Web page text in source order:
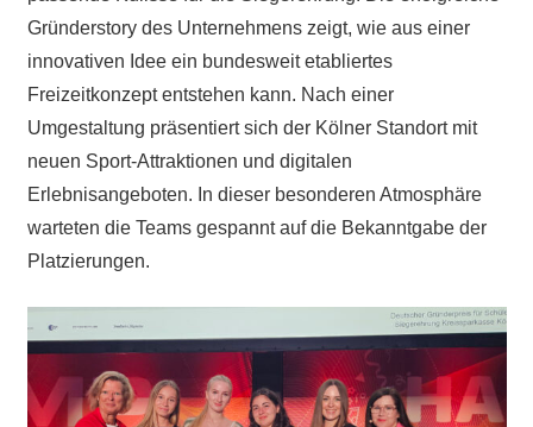
Gründerstory des Unternehmens zeigt, wie aus einer
innovativen Idee ein bundesweit etabliertes
Freizeitkonzept entstehen kann. Nach einer
Umgestaltung präsentiert sich der Kölner Standort mit
neuen Sport-Attraktionen und digitalen
Erlebnisangeboten. In dieser besonderen Atmosphäre
warteten die Teams gespannt auf die Bekanntgabe der
Platzierungen.